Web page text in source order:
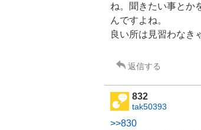
ね。聞きたい事とか
んですよね。
良い所は見習わなき
返信する
832
tak50393
>>830